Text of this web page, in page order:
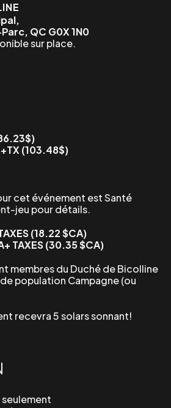
QC G0X 1N0
sur place.
(103.48$)
cet événement est Santé
jeu pour détails.
(18.22 $CA)
TAXES (30.35 $CA)
membres du Duché de Bicolline
population Campagne (ou
recevra 5 solars sonnant!